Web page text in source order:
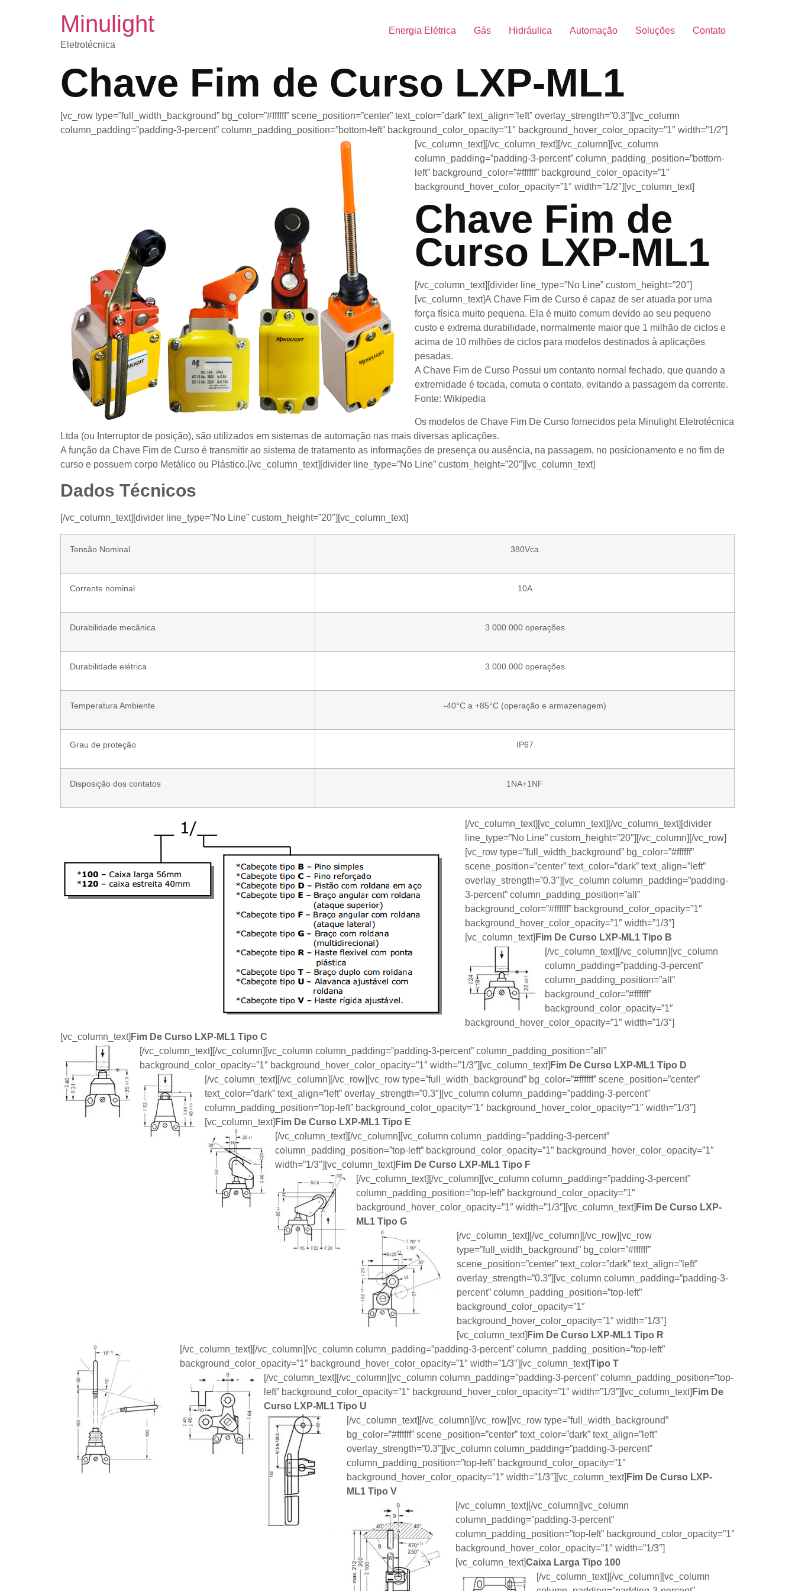
Minulight
Eletrotécnica
Energia Elétrica Gás Hidráulica Automação Soluções Contato
Chave Fim de Curso LXP-ML1
[vc_row type=”full_width_background” bg_color=”#ffffff” scene_position=”center” text_color=”dark” text_align=”left” overlay_strength=”0.3″][vc_column
column_padding=”padding-3-percent” column_padding_position=”bottom-left” background_color_opacity=”1″ background_hover_color_opacity=”1″ width=”1/2″]
[vc_column_text] [/vc_column_text][/vc_column][vc_column
column_padding=”padding-3-percent” column_padding_position=”bottom-
left” background_color=”#ffffff” background_color_opacity=”1″
background_hover_color_opacity=”1″ width=”1/2″][vc_column_text]
Chave Fim de
Curso LXP-ML1
[/vc_column_text][divider line_type=”No Line” custom_height=”20″]
[vc_column_text]A Chave Fim de Curso é capaz de ser atuada por uma
força física muito pequena. Ela é muito comum devido ao seu pequeno
custo e extrema durabilidade, normalmente maior que 1 milhão de ciclos e
acima de 10 milhões de ciclos para modelos destinados à aplicações
pesadas.
A Chave Fim de Curso Possui um contanto normal fechado, que quando a
extremidade é tocada, comuta o contato, evitando a passagem da corrente.
Fonte: Wikipedia
Os modelos de Chave Fim De Curso fornecidos pela Minulight Eletrotécnica
Ltda (ou Interruptor de posição), são utilizados em sistemas de automação nas mais diversas aplicações.
A função da Chave Fim de Curso é transmitir ao sistema de tratamento as informações de presença ou ausência, na passagem, no posicionamento e no fim de
curso e possuem corpo Metálico ou Plástico.[/vc_column_text][divider line_type=”No Line” custom_height=”20″][vc_column_text]
Dados Técnicos
[/vc_column_text][divider line_type=”No Line” custom_height=”20″][vc_column_text]
Tensão Nominal 380Vca
Corrente nominal 10A
Durabilidade mecânica 3.000.000 operações
Durabilidade elétrica 3.000.000 operações
Temperatura Ambiente -40°C a +85°C (operação e armazenagem)
Grau de proteção IP67
Disposição dos contatos 1NA+1NF
[/vc_column_text][vc_column_text] [/vc_column_text][divider
line_type=”No Line” custom_height=”20″][/vc_column][/vc_row]
[vc_row type=”full_width_background” bg_color=”#ffffff”
scene_position=”center” text_color=”dark” text_align=”left”
overlay_strength=”0.3″][vc_column column_padding=”padding-
3-percent” column_padding_position=”all”
background_color=”#ffffff” background_color_opacity=”1″
background_hover_color_opacity=”1″ width=”1/3″]
[vc_column_text] Fim De Curso LXP-ML1 Tipo B
[/vc_column_text][/vc_column][vc_column
column_padding=”padding-3-percent”
column_padding_position=”all”
background_color=”#ffffff”
background_color_opacity=”1″
background_hover_color_opacity=”1″ width=”1/3″]
[vc_column_text] Fim De Curso LXP-ML1 Tipo C
[/vc_column_text][/vc_column][vc_column column_padding=”padding-3-percent” column_padding_position=”all”
background_color_opacity=”1″ background_hover_color_opacity=”1″ width=”1/3″][vc_column_text] Fim De Curso LXP-ML1 Tipo D
[/vc_column_text][/vc_column][/vc_row][vc_row type=”full_width_background” bg_color=”#ffffff” scene_position=”center”
text_color=”dark” text_align=”left” overlay_strength=”0.3″][vc_column column_padding=”padding-3-percent”
column_padding_position=”top-left” background_color_opacity=”1″ background_hover_color_opacity=”1″ width=”1/3″]
[vc_column_text] Fim De Curso LXP-ML1 Tipo E
[/vc_column_text][/vc_column][vc_column column_padding=”padding-3-percent”
column_padding_position=”top-left” background_color_opacity=”1″ background_hover_color_opacity=”1″
width=”1/3″][vc_column_text] Fim De Curso LXP-ML1 Tipo F
[/vc_column_text][/vc_column][vc_column column_padding=”padding-3-percent”
column_padding_position=”top-left” background_color_opacity=”1″
background_hover_color_opacity=”1″ width=”1/3″][vc_column_text] Fim De Curso LXP-
ML1 Tipo G
[/vc_column_text][/vc_column][/vc_row][vc_row
type=”full_width_background” bg_color=”#ffffff”
scene_position=”center” text_color=”dark” text_align=”left”
overlay_strength=”0.3″][vc_column column_padding=”padding-3-
percent” column_padding_position=”top-left”
background_color_opacity=”1″
background_hover_color_opacity=”1″ width=”1/3″]
[vc_column_text] Fim De Curso LXP-ML1 Tipo R
[/vc_column_text][/vc_column][vc_column column_padding=”padding-3-percent” column_padding_position=”top-left”
background_color_opacity=”1″ background_hover_color_opacity=”1″ width=”1/3″][vc_column_text]Tipo T
[/vc_column_text][/vc_column][vc_column column_padding=”padding-3-percent” column_padding_position=”top-
left” background_color_opacity=”1″ background_hover_color_opacity=”1″ width=”1/3″][vc_column_text] Fim De
Curso LXP-ML1 Tipo U
[/vc_column_text][/vc_column][/vc_row][vc_row type=”full_width_background”
bg_color=”#ffffff” scene_position=”center” text_color=”dark” text_align=”left”
overlay_strength=”0.3″][vc_column column_padding=”padding-3-percent”
column_padding_position=”top-left” background_color_opacity=”1″
background_hover_color_opacity=”1″ width=”1/3″][vc_column_text] Fim De Curso LXP-
ML1 Tipo V
[/vc_column_text][/vc_column][vc_column
column_padding=”padding-3-percent”
column_padding_position=”top-left” background_color_opacity=”1″
background_hover_color_opacity=”1″ width=”1/3″]
[vc_column_text]Caixa Larga Tipo 100
[/vc_column_text][/vc_column][vc_column